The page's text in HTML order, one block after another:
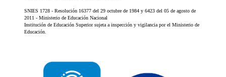
SNIES 1728 - Resolución 16377 del 29 octubre de 1984 y 6423 del 05 de agosto de
2011 - Ministerio de Educación Nacional
Institución de Educación Superior sujeta a inspección y vigilancia por el Ministerio de
Educación.